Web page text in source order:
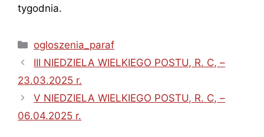
tygodnia.
Kategorie
ogloszenia_paraf
III NIEDZIELA WIELKIEGO POSTU, R. C, –
23.03.2025 r.
V NIEDZIELA WIELKIEGO POSTU, R. C, –
06.04.2025 r.